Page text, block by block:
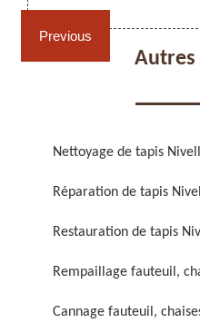
Rempaillage fauteuil,
chaises et sièges 59
Réparation de fauteuil,
Previous
Autres
Nettoyage de tapis
Réparation de tapis
Restauration de tapis
Rempaillage fauteuil,
Cannage fauteuil,